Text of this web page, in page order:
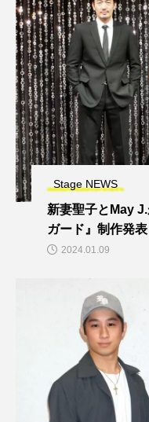
Stage NEWS
新妻聖子とMay
ガード』制作発表
2024.01.09